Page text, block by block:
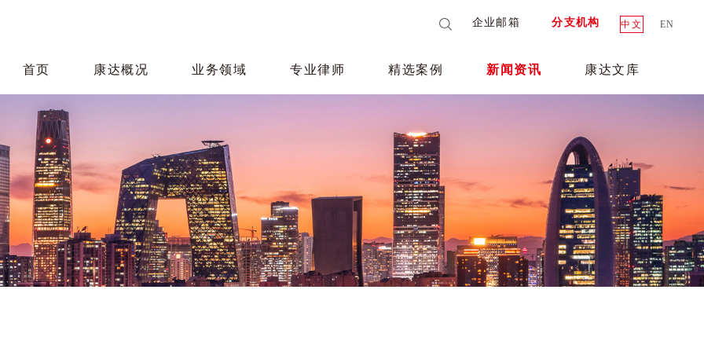
企业邮箱 分支机构 中文 EN
首页 康达概况 业务领域 专业律师 精选案例 新闻资讯 康达文库